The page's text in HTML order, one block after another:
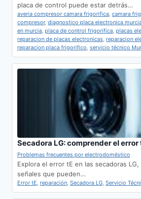
placa de control puede estar detrás…
averia compresor camara frigorifica, camara
compresor, diagnostico placa electronica
en murcia, placa de control frigorifica, placas
reparacion de placas electronicas, reparacion
reparacion placa frigorifico, servicio técnico
Secadora LG: comprender el error
Problemas frecuentes por electrodoméstico
Explora el error tE en las secadoras LG,
señales que pueden…
Error tE, reparación, Secadora LG, Servicio